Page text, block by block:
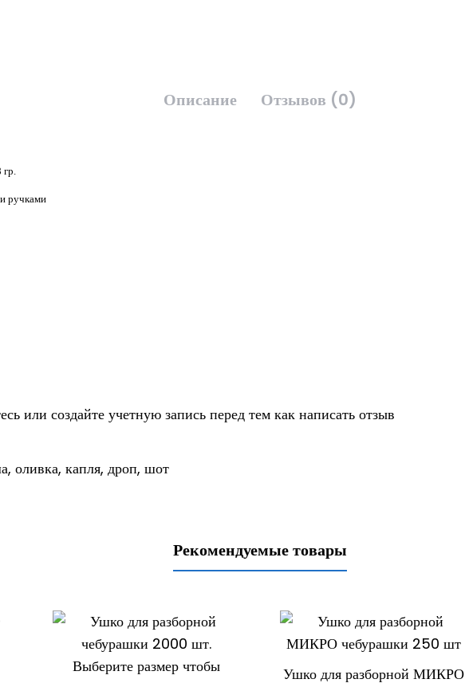
Описание Отзывов (0)
ручками
или создайте учетную запись перед тем как написать отзыв
, оливка, капля, дроп, шот
Рекомендуемые товары
Ушко для разборной МИКРО